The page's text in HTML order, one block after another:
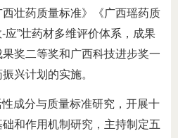
壮药质量标准》《广西瑶药质
应”壮药材多维评价体系，成果
奖二等奖和广西科技进步奖一
兴计划的实施。
成分与质量标准研究，开展十
和作用机制研究，主持制定五